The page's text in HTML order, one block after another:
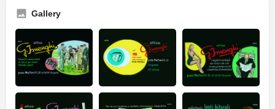
Gallery